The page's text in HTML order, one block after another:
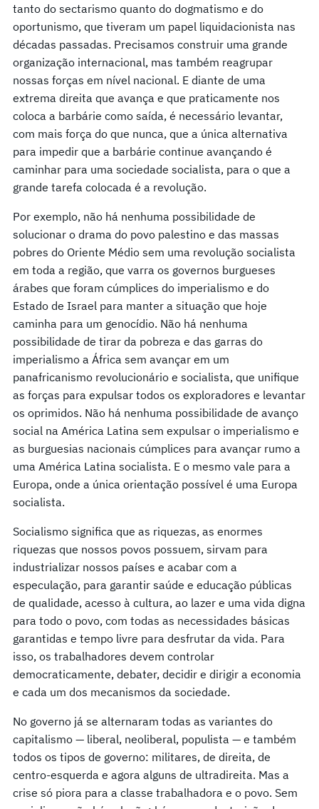
tanto do sectarismo quanto do dogmatismo e do
oportunismo, que tiveram um papel liquidacionista nas
décadas passadas. Precisamos construir uma grande
organização internacional, mas também reagrupar
nossas forças em nível nacional. E diante de uma
extrema direita que avança e que praticamente nos
coloca a barbárie como saída, é necessário levantar,
com mais força do que nunca, que a única alternativa
para impedir que a barbárie continue avançando é
caminhar para uma sociedade socialista, para o que a
grande tarefa colocada é a revolução.
Por exemplo, não há nenhuma possibilidade de
solucionar o drama do povo palestino e das massas
pobres do Oriente Médio sem uma revolução socialista
em toda a região, que varra os governos burgueses
árabes que foram cúmplices do imperialismo e do
Estado de Israel para manter a situação que hoje
caminha para um genocídio. Não há nenhuma
possibilidade de tirar da pobreza e das garras do
imperialismo a África sem avançar em um
panafricanismo revolucionário e socialista, que unifique
as forças para expulsar todos os exploradores e levantar
os oprimidos. Não há nenhuma possibilidade de avanço
social na América Latina sem expulsar o imperialismo e
as burguesias nacionais cúmplices para avançar rumo a
uma América Latina socialista. E o mesmo vale para a
Europa, onde a única orientação possível é uma Europa
socialista.
Socialismo significa que as riquezas, as enormes
riquezas que nossos povos possuem, sirvam para
industrializar nossos países e acabar com a
especulação, para garantir saúde e educação públicas
de qualidade, acesso à cultura, ao lazer e uma vida digna
para todo o povo, com todas as necessidades básicas
garantidas e tempo livre para desfrutar da vida. Para
isso, os trabalhadores devem controlar
democraticamente, debater, decidir e dirigir a economia
e cada um dos mecanismos da sociedade.
No governo já se alternaram todas as variantes do
capitalismo — liberal, neoliberal, populista — e também
todos os tipos de governo: militares, de direita, de
centro-esquerda e agora alguns de ultradireita. Mas a
crise só piora para a classe trabalhadora e o povo. Sem